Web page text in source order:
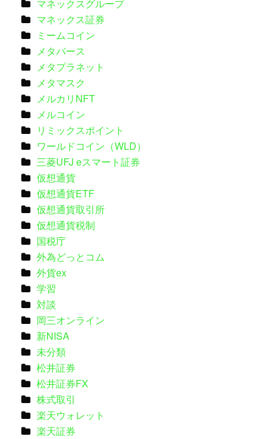
マネックスグループ
マネックス証券
ミームコイン
メタバース
メタプラネット
メタマスク
メルカリNFT
メルコイン
リミックスポイント
ワールドコイン（WLD）
三菱UFJ eスマート証券
仮想通貨
仮想通貨ETF
仮想通貨取引所
仮想通貨税制
国税庁
外為どっとコム
外貨ex
学習
対談
岡三オンライン
新NISA
未分類
松井証券
松井証券FX
株式取引
楽天ウォレット
楽天証券